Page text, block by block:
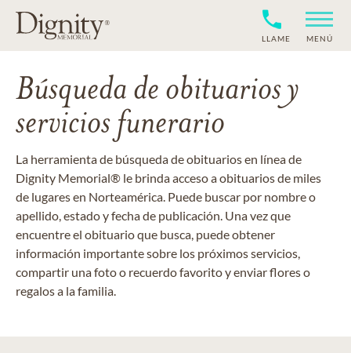
LLAME MENÚ
Búsqueda de obituarios y
servicios funerario
La herramienta de búsqueda de obituarios en línea de
Dignity Memorial® le brinda acceso a obituarios de miles
de lugares en Norteamérica. Puede buscar por nombre o
apellido, estado y fecha de publicación. Una vez que
encuentre el obituario que busca, puede obtener
información importante sobre los próximos servicios,
compartir una foto o recuerdo favorito y enviar flores o
regalos a la familia.